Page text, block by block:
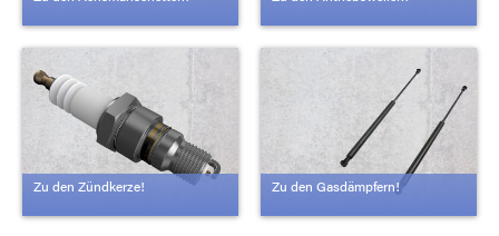
Zu den Zündkerze! Zu den Gasdämpfern!